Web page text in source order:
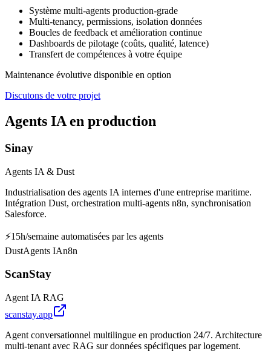
Système multi-agents production-grade
Multi-tenancy, permissions, isolation données
Boucles de feedback et amélioration continue
Dashboards de pilotage (coûts, qualité, latence)
Transfert de compétences à votre équipe
Maintenance évolutive disponible en option
Discutons de votre projet
Agents IA en production
Sinay
Agents IA & Dust
Industrialisation des agents IA internes d'une entreprise maritime.
Intégration Dust, orchestration multi-agents n8n, synchronisation
Salesforce.
⚡15h/semaine automatisées par les agents
DustAgents IAn8n
ScanStay
Agent IA RAG
scanstay.app
Agent conversationnel multilingue en production 24/7. Architecture
multi-tenant avec RAG sur données spécifiques par logement.